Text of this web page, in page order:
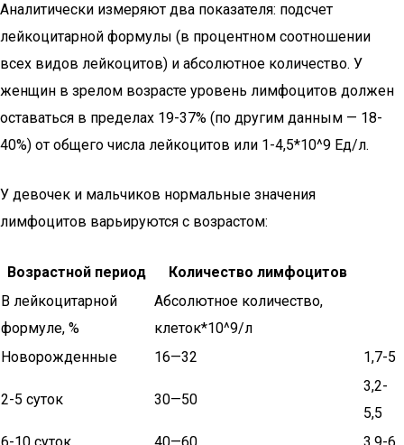
Аналитически измеряют два показателя: подсчет
лейкоцитарной формулы (в процентном соотношении
всех видов лейкоцитов) и абсолютное количество. У
женщин в зрелом возрасте уровень лимфоцитов должен
оставаться в пределах 19-37% (по другим данным — 18-
40%) от общего числа лейкоцитов или 1-4,5*10^9 Ед/л.
У девочек и мальчиков нормальные значения
лимфоцитов варьируются с возрастом:
Возрастной период
Количество лимфоцитов
В лейкоцитарной
формуле, %
Абсолютное количество,
клеток*10^9/л
Новорожденные
16—32 1,7-5
2-5 суток 30—50
3,2-
5,5